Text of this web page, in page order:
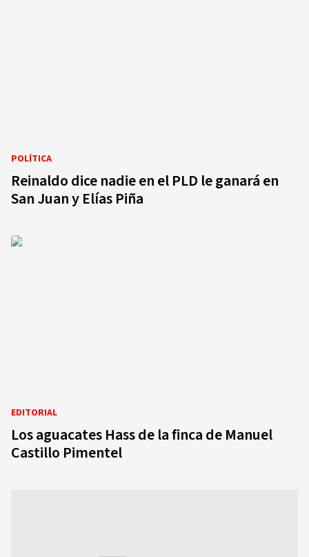
POLÍTICA
Reinaldo dice nadie en el PLD le ganará en
San Juan y Elías Piña
EDITORIAL
Los aguacates Hass de la finca de Manuel
Castillo Pimentel